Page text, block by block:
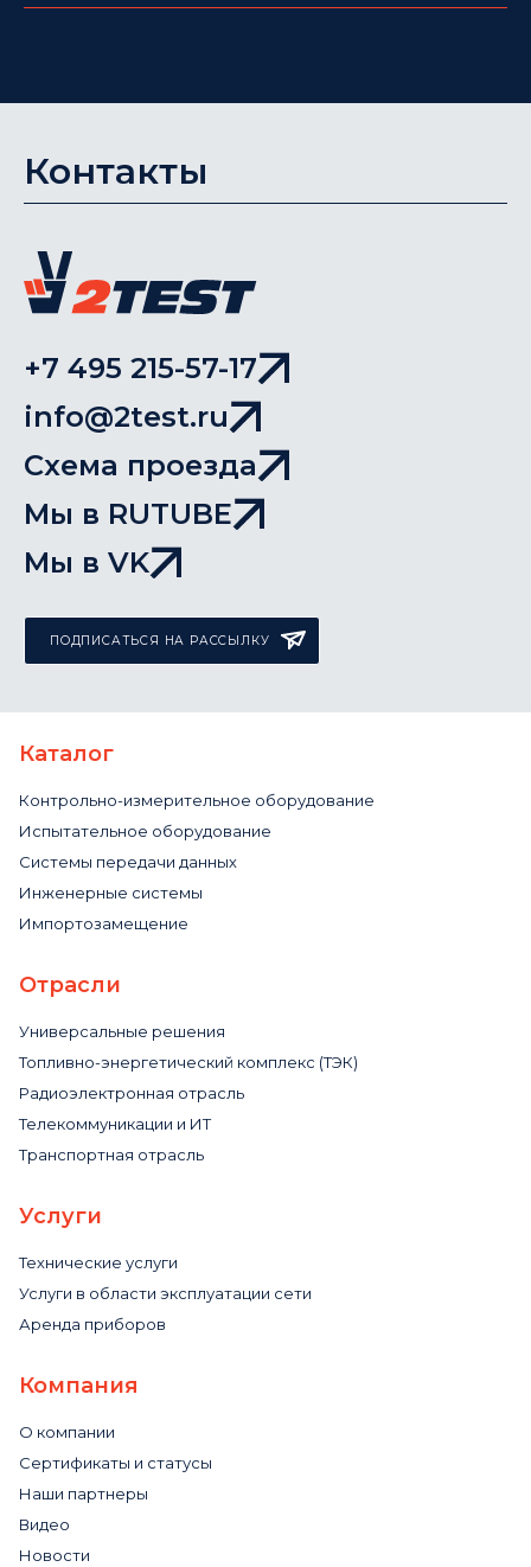
Контакты
+7 495 215-57-17
info@2test.ru
Схема проезда
Мы в RUTUBE
Мы в VK
ПОДПИСАТЬСЯ НА РАССЫЛКУ
Каталог
Контрольно-измерительное оборудование
Испытательное оборудование
Системы передачи данных
Инженерные системы
Импортозамещение
Отрасли
Универсальные решения
Топливно-энергетический комплекс (ТЭК)
Радиоэлектронная отрасль
Телекоммуникации и ИТ
Транспортная отрасль
Услуги
Технические услуги
Услуги в области эксплуатации сети
Аренда приборов
Компания
О компании
Сертификаты и статусы
Наши партнеры
Видео
Новости